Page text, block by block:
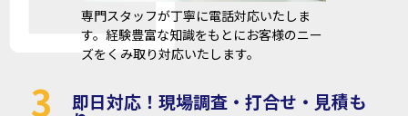
専門スタッフが丁寧に電話対応いたしま
す。経験豊富な知識をもとにお客様のニー
ズをくみ取り対応いたします。
3 即日対応！現場調査・打合せ・見積も